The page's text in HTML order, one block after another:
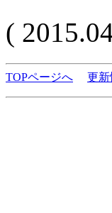
(
TOPページへ 更